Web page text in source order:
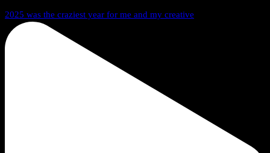
2025 was the craziest year for me and my creative